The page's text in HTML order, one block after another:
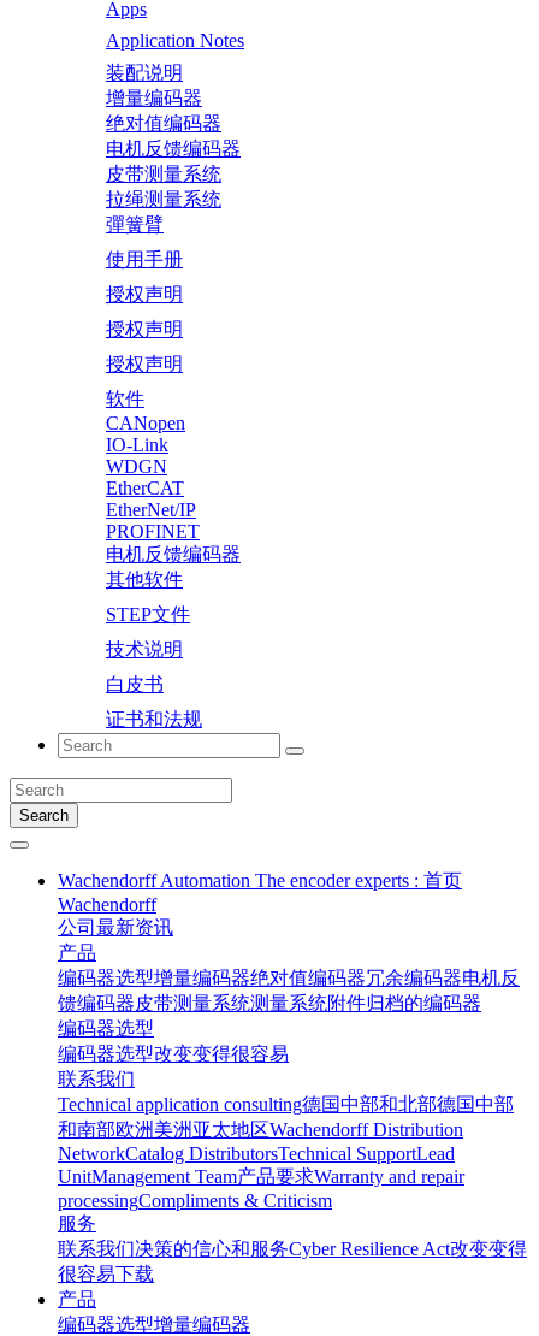
Apps
Application Notes
装配说明
增量编码器
绝对值编码器
电机反馈编码器
皮带测量系统
拉绳测量系统
彈簧臂
使用手册
授权声明
授权声明
授权声明
软件
CANopen
IO-Link
WDGN
EtherCAT
EtherNet/IP
PROFINET
电机反馈编码器
其他软件
STEP文件
技术说明
白皮书
证书和法规
Search
Wachendorff Automation The encoder experts : 首页
Wachendorff
公司 最新资讯
产品
编码器选型增量编码器绝对值编码器冗余编码器电机反
馈编码器皮带测量系统测量系统附件归档的编码器
编码器选型
编码器选型改变变得很容易
联系我们
Technical application consulting德国中部和北部德国中部
和南部欧洲 美洲 亚太地区Wachendorff Distribution
NetworkCatalog DistributorsTechnical SupportLead
UnitManagement Team产品要求Warranty and repair
processingCompliments & Criticism
服务
联系我们决策的信心和服务Cyber Resilience Act改变变得
很容易下载
产品
编码器选型增量编码器